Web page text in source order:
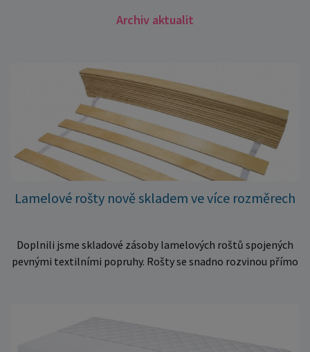
Archiv aktualit
Lamelové rošty nově skladem ve více rozměrech
Doplnili jsme skladové zásoby lamelových roštů spojených
pevnými textilními popruhy. Rošty se snadno rozvinou přímo
množství kusů, proto můžeme objednávky rychle expedovat.
Vyberte si vhodný rozměr a dopřejte své matraci kvalitní